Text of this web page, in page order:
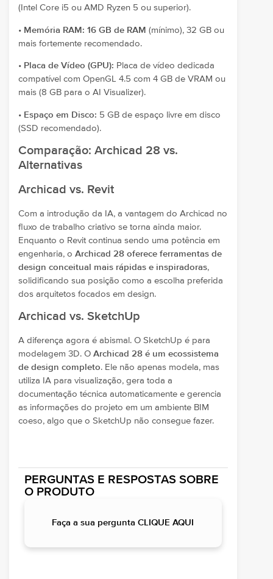
(Intel Core i5 ou AMD Ryzen 5 ou superior).
• Memória RAM: 16 GB de RAM (mínimo), 32 GB ou
mais fortemente recomendado.
• Placa de Vídeo (GPU): Placa de vídeo dedicada
compatível com OpenGL 4.5 com 4 GB de VRAM ou
mais (8 GB para o AI Visualizer).
• Espaço em Disco: 5 GB de espaço livre em disco
(SSD recomendado).
Comparação: Archicad 28 vs.
Alternativas
Archicad vs. Revit
Com a introdução da IA, a vantagem do Archicad no
fluxo de trabalho criativo se torna ainda maior.
Enquanto o Revit continua sendo uma potência em
engenharia, o Archicad 28 oferece ferramentas de
design conceitual mais rápidas e inspiradoras,
solidificando sua posição como a escolha preferida
dos arquitetos focados em design.
Archicad vs. SketchUp
A diferença agora é abismal. O SketchUp é para
modelagem 3D. O Archicad 28 é um ecossistema
de design completo. Ele não apenas modela, mas
utiliza IA para visualização, gera toda a
documentação técnica automaticamente e gerencia
as informações do projeto em um ambiente BIM
coeso, algo que o SketchUp não consegue fazer.
PERGUNTAS E RESPOSTAS SOBRE
O PRODUTO
Faça a sua pergunta CLIQUE AQUI